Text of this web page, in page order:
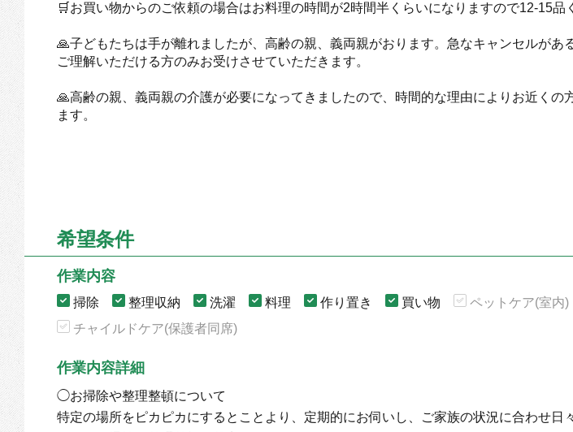
🛒お買い物からのご依頼の場合はお料理の時間が2時間半くらいになりますので12-15品
🙏子どもたちは手が離れましたが、高齢の親、義両親がおります。急なキャンセルがあ
ご理解いただける方のみお受けさせていただきます。
🙏高齢の親、義両親の介護が必要になってきましたので、時間的な理由によりお近くの
ます。
希望条件
作業内容
掃除 整理収納 洗濯 料理 作り置き 買い物
ペットケア(室内)
チャイルドケア(保護者同席)
作業内容詳細
◯お掃除や整理整頓について
特定の場所をピカピカにするとことより、定期的にお伺いし、ご家族の状況に合わせ日